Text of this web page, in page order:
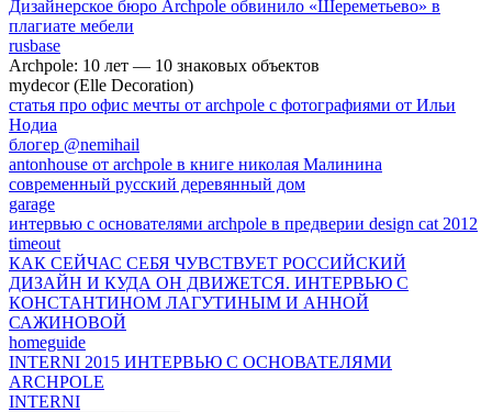
Дизайнерское бюро Archpole обвинило «Шереметьево» в
плагиате мебели
rusbase
Archpole: 10 лет — 10 знаковых объектов
mydecor (Elle Decoration)
статья про офис мечты от archpole с фотографиями от Ильи
Нодиа
блогер @nemihail
antonhouse от archpole в книге николая Малинина
современный русский деревянный дом
garage
интервью с основателями archpole в предверии design cat 2012
timeout
КАК СЕЙЧАС СЕБЯ ЧУВСТВУЕТ РОССИЙСКИЙ
ДИЗАЙН И КУДА ОН ДВИЖЕТСЯ. ИНТЕРВЬЮ С
КОНСТАНТИНОМ ЛАГУТИНЫМ И АННОЙ
САЖИНОВОЙ
homeguide
INTERNI 2015 ИНТЕРВЬЮ C ОСНОВАТЕЛЯМИ
ARCHPOLE
INTERNI